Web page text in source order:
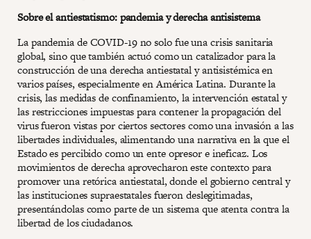
Sobre el antiestatismo: pandemia y derecha antisistema
La pandemia de COVID-19 no solo fue una crisis sanitaria
global, sino que también actuó como un catalizador para la
construcción de una derecha antiestatal y antisistémica en
varios países, especialmente en América Latina. Durante la
crisis, las medidas de confinamiento, la intervención estatal y
las restricciones impuestas para contener la propagación del
virus fueron vistas por ciertos sectores como una invasión a las
libertades individuales, alimentando una narrativa en la que el
Estado es percibido como un ente opresor e ineficaz. Los
movimientos de derecha aprovecharon este contexto para
promover una retórica antiestatal, donde el gobierno central y
las instituciones supraestatales fueron deslegitimadas,
presentándolas como parte de un sistema que atenta contra la
libertad de los ciudadanos.